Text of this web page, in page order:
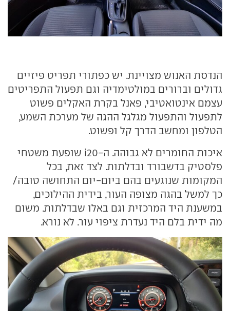
הנדסת האנוש מצויינת. יש כפתורי תפריט פיזיים
גדולים וברורים במולטימדיה וגם תפעול התפריטים
עצמם אינטואטיבי, פאנל בקרת האקלים פשוט
לתפעול והתפעול מגלגל ההגה של מערכת השמע,
הטלפון ומחשב הדרך קל ופשוט.
איכות החומרים לא גבוהה. ה-i20 שופעת משטחי
פלסטיק בדשבורד ובדלתות. לצד זאת, בכל
המקומות שנוגעים בהם ביום-יום התחושה טובה/
כך למשל בהגה מצופה העור, בידית ההילוכים,
במשענת היד המרכזית וגם באלו שבדלתות. משום
מה ידית בלם היד נעדרת ציפוי עור. לא נורא.